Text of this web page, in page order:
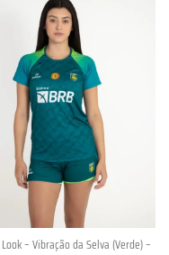
– Vibração da Selva (Verde) –